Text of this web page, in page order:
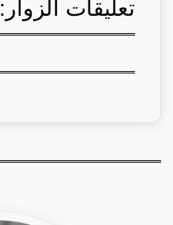
تعليقات الزوار: